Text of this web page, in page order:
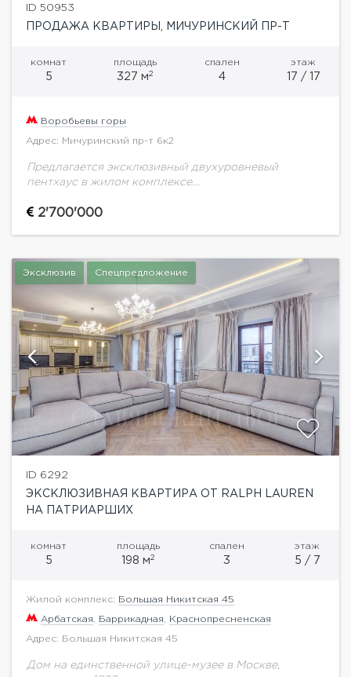
ID 50953
ПРОДАЖА КВАРТИРЫ, МИЧУРИНСКИЙ ПР-Т
комнат
5
площадь
327 м2
спален
4
этаж
17 / 17
Воробьевы горы
Адрес: Мичуринский пр-т 6к2
Предлагается эксклюзивный двухуровневый
пентхаус в жилом комплексе
расположились - кухня-гостиная, просторный холл,
2'700'000
Эксклюзив Спецпредложение
ID 6292
ЭКСКЛЮЗИВНАЯ КВАРТИРА ОТ RALPH LAUREN
НА ПАТРИАРШИХ
комнат
5
площадь
198 м2
спален
3
этаж
5 / 7
Жилой комплекс: Большая Никитская 45
Арбатская Баррикадная Краснопресненская
Адрес: Большая Никитская 45
Дом на единственной улице-музее в Москве,